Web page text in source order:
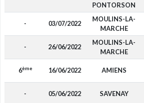
PONTORSON
- 03/07/2022
MOULINS-LA-
MARCHE
- 26/06/2022
MOULINS-LA-
MARCHE
6ème 16/06/2022 AMIENS
- 05/06/2022 SAVENAY